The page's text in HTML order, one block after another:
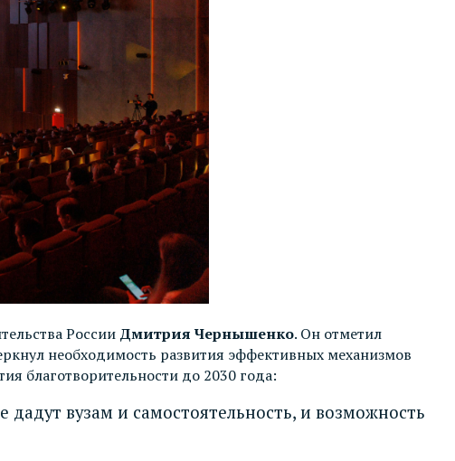
России Дмитрия Чернышенко. Он отметил
необходимость развития эффективных механизмов
благотворительности до 2030 года:
вузам и самостоятельность, и возможность